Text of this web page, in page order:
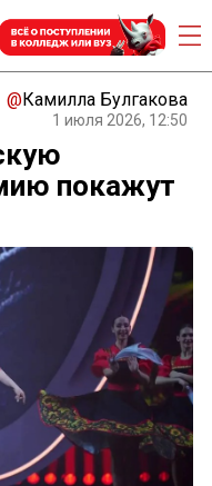
@Камилла Булгакова
1 июля 2026, 12:50
покажут